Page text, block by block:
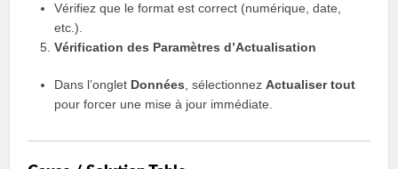
Vérifiez que le format est correct (numérique, date,
etc.).
Vérification des Paramètres d’Actualisation
Dans l’onglet Données , sélectionnezActualiser tout
pour forcer une mise à jour immédiate.